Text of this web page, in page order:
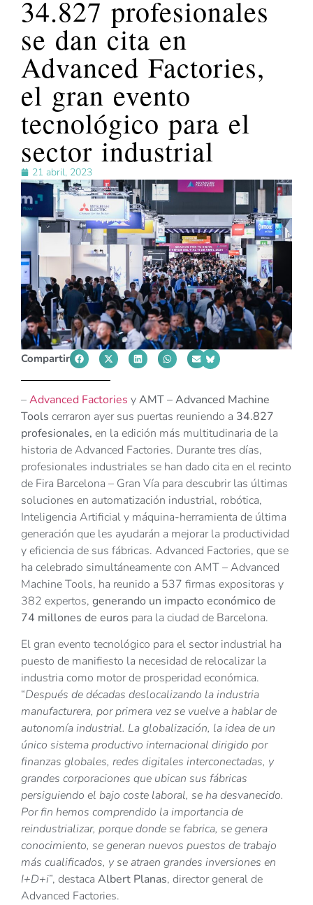
34.827 profesionales
se dan cita en
Advanced Factories,
el gran evento
tecnológico para el
sector industrial
21 abril, 2023
Compartir
–Advanced Factories yAMT – Advanced Machine
Tools cerraron ayer sus puertas reuniendo a 34.827
profesionales, en la edición más multitudinaria de la
historia de Advanced Factories. Durante tres días,
profesionales industriales se han dado cita en el recinto
de Fira Barcelona – Gran Vía para descubrir las últimas
soluciones en automatización industrial, robótica,
Inteligencia Artificial y máquina-herramienta de última
generación que les ayudarán a mejorar la productividad
y eficiencia de sus fábricas. Advanced Factories, que se
ha celebrado simultáneamente con AMT – Advanced
Machine Tools, ha reunido a 537 firmas expositoras y
382 expertos, generando un impacto económico de
74 millones de euros para la ciudad de Barcelona.
El gran evento tecnológico para el sector industrial ha
puesto de manifiesto la necesidad de relocalizar la
industria como motor de prosperidad económica.
“Después de décadas deslocalizando la industria
manufacturera, por primera vez se vuelve a hablar de
autonomía industrial. La globalización, la idea de un
único sistema productivo internacional dirigido por
finanzas globales, redes digitales interconectadas, y
grandes corporaciones que ubican sus fábricas
persiguiendo el bajo coste laboral, se ha desvanecido.
Por fin hemos comprendido la importancia de
reindustrializar, porque donde se fabrica, se genera
conocimiento, se generan nuevos puestos de trabajo
más cualificados, y se atraen grandes inversiones en
I+D+i”, destaca Albert Planas, director general de
Advanced Factories.